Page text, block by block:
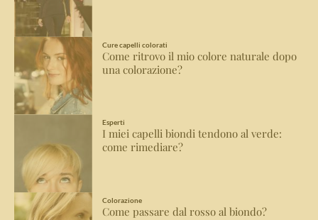
Cure capelli colorati
Come ritrovo il mio colore naturale dopo
una colorazione?
Esperti
I miei capelli biondi tendono al verde:
come rimediare?
Colorazione
Come passare dal rosso al biondo?